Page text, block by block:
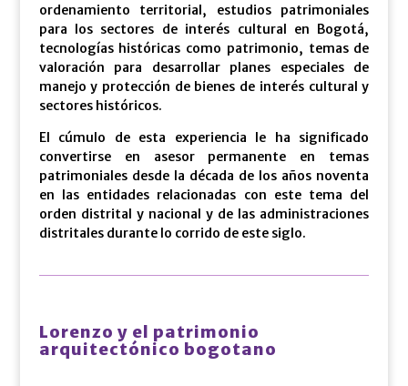
ordenamiento territorial, estudios patrimoniales
para los sectores de interés cultural en Bogotá,
tecnologías históricas como patrimonio, temas de
valoración para desarrollar planes especiales de
manejo y protección de bienes de interés cultural y
sectores históricos.
El cúmulo de esta experiencia le ha significado
convertirse en asesor permanente en temas
patrimoniales desde la década de los años noventa
en las entidades relacionadas con este tema del
orden distrital y nacional y de las administraciones
distritales durante lo corrido de este siglo.
Lorenzo y el patrimonio
arquitectónico bogotano